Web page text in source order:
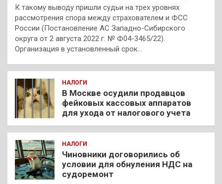
К такому выводу пришли судьи на трех уровнях
рассмотрения спора между страхователем и ФСС
России (Постановление АС Западно-Сибирского
округа от 2 августа 2022 г. № Ф04-3465/22).
Организация в установленный срок…
НАЛОГИ
В Москве осудили продавцов
фейковых кассовых аппаратов
для ухода от налогового учета
НАЛОГИ
Чиновники договорились об
условии для обнуления НДС на
судоремонт